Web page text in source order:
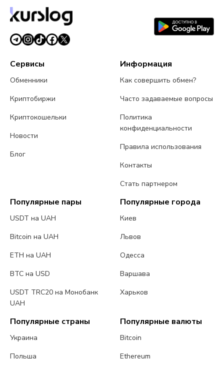
Сервисы
Обменники
Криптобиржи
Криптокошельки
Новости
Блог
Информация
Как совершить обмен?
Часто задаваемые вопросы
Политика
конфиденциальности
Правила использования
Контакты
Стать партнером
Популярные пары
USDT на UAH
Bitcoin на UAH
ETH на UAH
BTC на USD
USDT TRC20 на Монобанк
UAH
Популярные города
Киев
Львов
Одесса
Варшава
Харьков
Популярные страны
Украина
Польша
Популярные валюты
Bitcoin
Ethereum